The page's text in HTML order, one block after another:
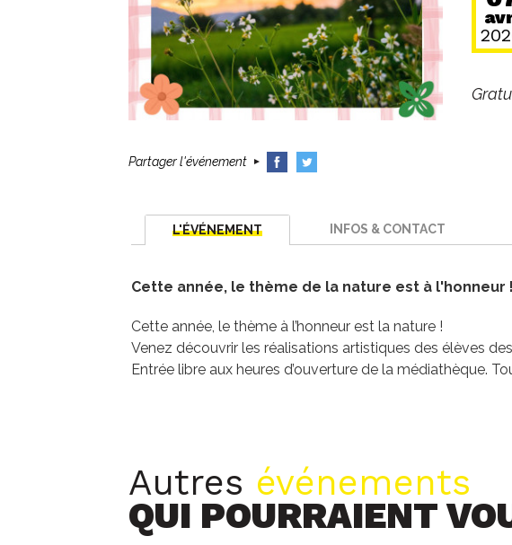
Partager l'événement
L'ÉVÉNEMENT INFOS & CONTACT
Cette année, le thème de la nature est à l'honneur !
Cette année, le thème à l’honneur est la nature !
Venez découvrir les réalisations artistiques des élèves
Entrée libre aux heures d’ouverture de la médiathèque.
Autres événements
QUI POURRAIENT